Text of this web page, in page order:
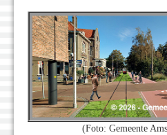
(Foto: Gemeente